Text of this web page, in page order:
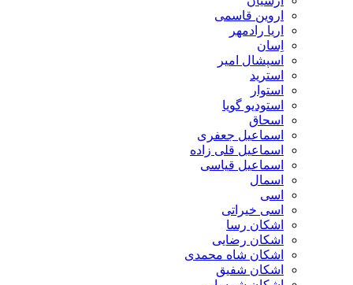
اروین قاسمی
اریا رادمهر
اِسان
اسپشال امیر
استرید
استوار
استودیو گویا
اسحاق
اسماعیل جعفری
اسماعیل قلی زاده
اسماعیل قیاسی
اسمال
اسی
اسی خیراتی
اشکان رسا
اشکان رضایی
اشکان شاه محمدی
اشکان شفیق